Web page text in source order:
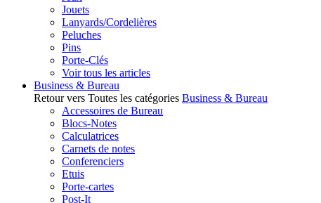
Jouets
Lanyards/Cordelières
Peluches
Pins
Porte-Clés
Voir tous les articles
Business & Bureau
Retour vers Toutes les catégories Business & Bureau
Accessoires de Bureau
Blocs-Notes
Calculatrices
Carnets de notes
Conferenciers
Etuis
Porte-cartes
Post-It